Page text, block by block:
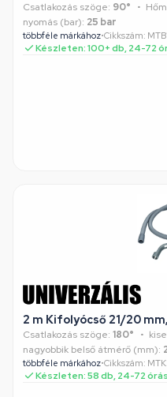
Csatlakozás szöge: 90°
nyomás (bar): 25 bar
többféle márkához•Cikkszám:
Készleten: 100+ db, 24-72
2 m Kifolyócső 21/20
Csatlakozás szöge: 180°
nagyobbik belső átmérő (mm):
többféle márkához•Cikkszám:
Készleten: 58 db, 24-72